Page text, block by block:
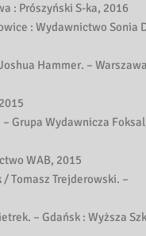
: Prószyński S-ka, 2016
: Wydawnictwo Sonia
Hammer. –
Grupa Wydawnicza
WAB, 2015
Tomasz Trejderowski. –
– Gdańsk : Wyższa